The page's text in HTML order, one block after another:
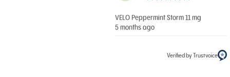
VELO Peppermint Storm 11 mg
5 months ago
Verified by Trustvoice